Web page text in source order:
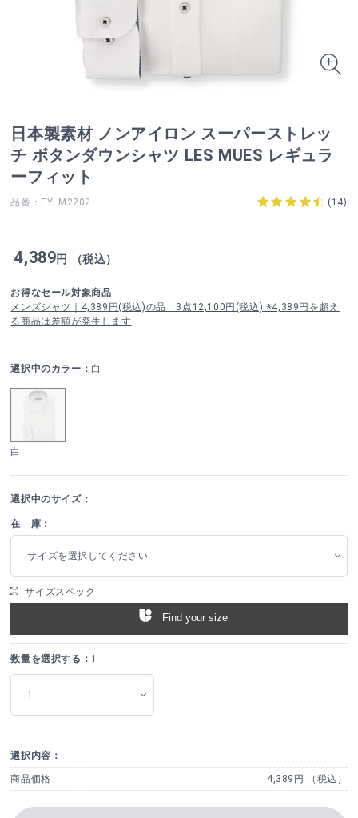
日本製素材 ノンアイロン スーパーストレッ
チ ボタンダウンシャツ LES MUES レギュラ
ーフィット
品番：EYLM2202 (14)
4,389円 （税込）
お得なセール対象商品
メンズシャツ｜4,389円(税込)の品 3点12,100円(税込) ※4,389円を超え
る商品は差額が発生します
選択中のカラー： 白
白
選択中のサイズ：
在 庫：
サイズを選択してください
サイズスペック
Find your size
数量を選択する： 1
選択内容：
商品価格 4,389円 （税込）